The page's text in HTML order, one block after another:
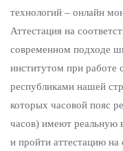
технологий – онлайн
Аттестация на
современном подходе
институтом при работе
республиками нашей
которых часовой пояс
часов) имеют реальную
и пройти аттестацию на